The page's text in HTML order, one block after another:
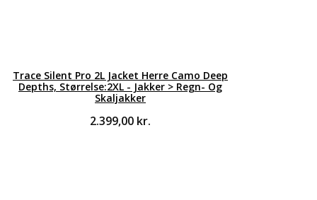
Trace Silent Pro 2L Jacket Herre Camo Deep
Depths, Størrelse:2XL - Jakker > Regn- Og
Skaljakker
2.399,00 kr.